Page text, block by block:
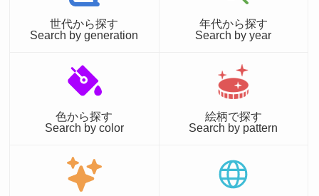
世代から探す
Search by generation
年代から探す
Search by year
色から探す
Search by color
絵柄で探す
Search by pattern